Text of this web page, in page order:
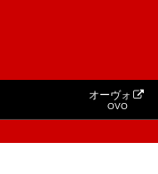
オーヴォ
OVO